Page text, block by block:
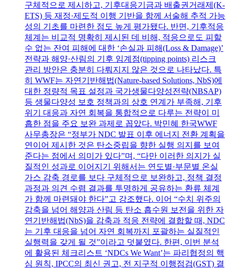
구체적으로 제시하고, 기후대응기금과 배출권거래제(K-
ETS) 등 재정·제도적 이행 기반을 함께 서술해 추적 가능
성의 기초를 마련한 점도 높게 평가됐다. 반면, 기후적응
체계는 비교적 명확히 제시된 데 비해, 적응으로도 피할
수 없는 잔여 피해에 대한 ‘손실과 피해(Loss & Damage)’
전략과 해양·산림의 기후 임계점(tipping points) 리스크
관리 방안은 충분히 다뤄지지 않은 것으로 나타났다. 특
히 WWF는 자연기반해법(Nature-based Solutions, NbS)에
대한 정량적 목표 설정과 국가생물다양성전략(NBSAP)
등 생물다양성 보호 정책과의 상호 연계가 부족해, 기후
위기 대응과 자연 회복을 통합적으로 다루는 전략이 미
흡한 점을 주요 보완 과제로 꼽았다. 박민혜 한국WWF
사무총장은 “정부가 NDC 발표 이후 에너지 전환 계획을
연이어 제시한 것은 탄소중립을 향한 실행 의지를 보여
준다는 점에서 의미가 있다”며, “다만 이러한 의지가 실
질적인 성과로 이어지기 위해서는 연도별·부문별 온실
가스 감축 경로를 보다 구체적으로 보완하고, 정책 결정
과정과 의견 수렴 결과를 투명하게 공유하는 환류 체계
가 함께 마련돼야 한다”고 강조했다. 이어 “수치 위주의
감축을 넘어 해양과 산림 등 탄소 흡수원 보전을 위한 자
연기반해법(NbS)을 감축과 적응 전략에 결합할 때, NDC
는 기후 대응을 넘어 자연 회복까지 포괄하는 실질적인
실행력을 갖게 될 것”이라고 덧붙였다. 한편, 이번 분석
에 활용된 체크리스트 ‘NDCs We Want’는 파리협정의 핵
심 원칙, IPCC의 최신 권고, 전 지구적 이행점검(GST) 결